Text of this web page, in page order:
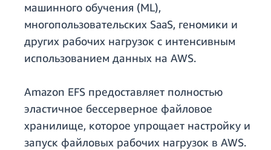
машинного обучения (ML),
многопользовательских SaaS, геномики и
других рабочих нагрузок с интенсивным
использованием данных на AWS.
Amazon EFS предоставляет полностью
эластичное бессерверное файловое
хранилище, которое упрощает настройку и
запуск файловых рабочих нагрузок в AWS.